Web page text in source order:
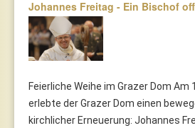
Johannes Freitag - Ein Bischof
Feierliche Weihe im Grazer Dom Am
erlebte der Grazer Dom einen
kirchlicher Erneuerung: Johannes